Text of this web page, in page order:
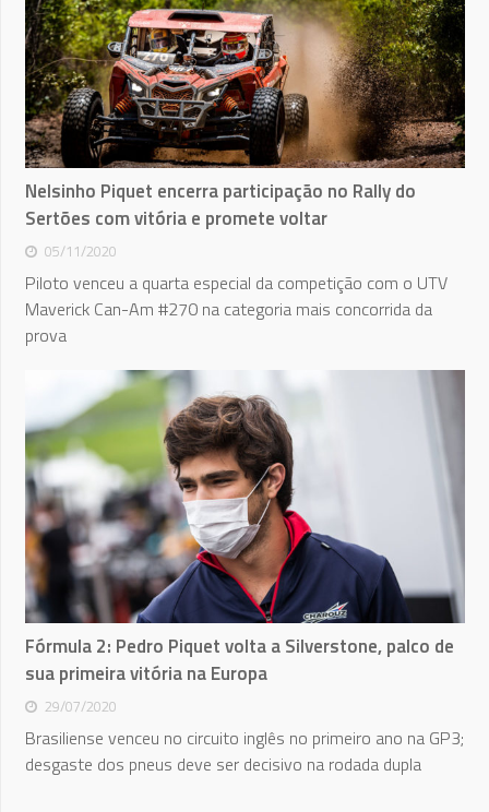
Nelsinho Piquet encerra participação no Rally do
Sertões com vitória e promete voltar
05/11/2020
Piloto venceu a quarta especial da competição com o UTV
Maverick Can-Am #270 na categoria mais concorrida da
prova
Fórmula 2: Pedro Piquet volta a Silverstone, palco de
sua primeira vitória na Europa
29/07/2020
Brasiliense venceu no circuito inglês no primeiro ano na GP3;
desgaste dos pneus deve ser decisivo na rodada dupla